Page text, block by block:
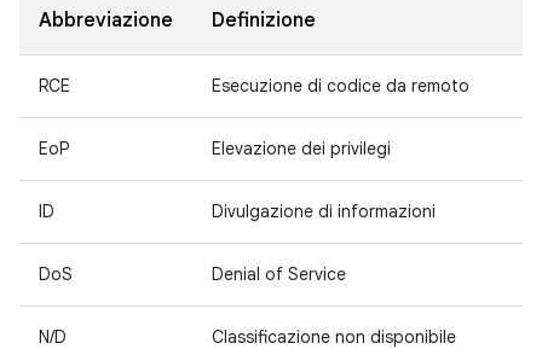
Abbreviazione Definizione
RCE Esecuzione di codice da remoto
EoP Elevazione dei privilegi
ID Divulgazione di informazioni
DoS Denial of Service
N/D Classificazione non disponibile